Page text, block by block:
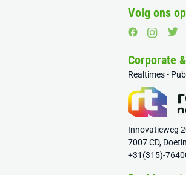
Volg ons
Corporate
Realtimes -
Innovatieweg
7007 CD,
+31(315)-